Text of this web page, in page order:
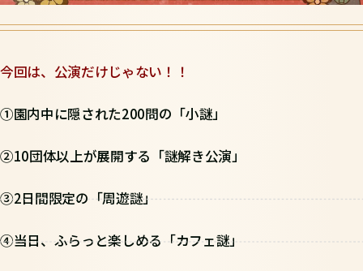
今回は、公演だけじゃない！！
①園内中に隠された200問の 「小謎」
②10団体以上が展開する「謎解き公演」
③2日間限定の「周遊謎」
④当日、ふらっと楽しめる「カフェ謎」